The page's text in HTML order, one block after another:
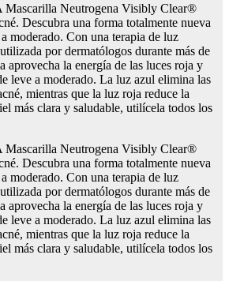
Mascarilla Neutrogena Visibly Clear®
Descubra una forma totalmente nueva
moderado. Con una terapia de luz
por dermatólogos durante más de
aprovecha la energía de las luces roja y
leve a moderado. La luz azul elimina las
mientras que la luz roja reduce la
más clara y saludable, utilícela todos los
Mascarilla Neutrogena Visibly Clear®
Descubra una forma totalmente nueva
moderado. Con una terapia de luz
por dermatólogos durante más de
aprovecha la energía de las luces roja y
leve a moderado. La luz azul elimina las
mientras que la luz roja reduce la
más clara y saludable, utilícela todos los